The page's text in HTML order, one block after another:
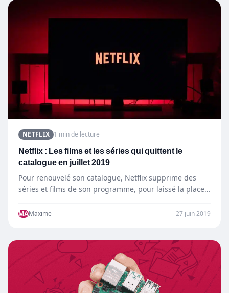
NETFLIX 1 min de lecture
Netflix : Les films et les séries qui quittent le
catalogue en juillet 2019
Pour renouvelé son catalogue, Netflix supprime des
séries et films de son programme, pour laissé la place
MAMaxime 27 juin 2019